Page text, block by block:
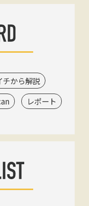
チから解説
レポート